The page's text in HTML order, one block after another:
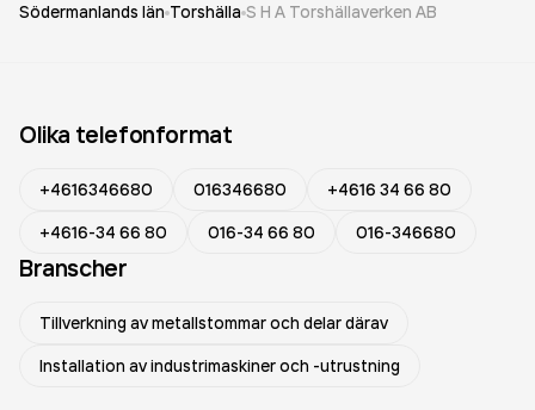
Södermanlands län Torshälla S H A Torshällaverken AB
Olika telefonformat
+4616346680 016346680
+4616 34 66 80
+4616-34 66 80
016-34 66 80 016-346680
Branscher
Tillverkning av metallstommar och delar därav
Installation av industrimaskiner och -utrustning